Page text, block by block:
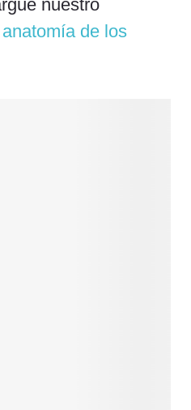
nuestro
anatomía de los